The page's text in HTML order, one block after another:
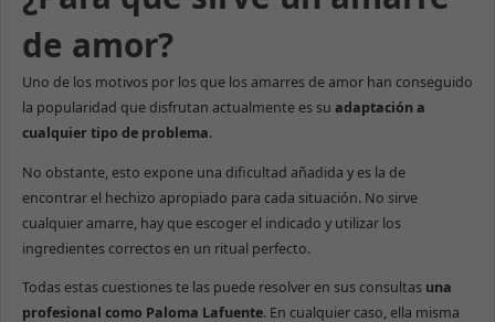
de amor?
Uno de los motivos por los que los amarres de amor han conseguido
la popularidad que disfrutan actualmente es su adaptación a
cualquier tipo de problema.
No obstante, esto expone una dificultad añadida y es la de
encontrar el hechizo apropiado para cada situación. No sirve
cualquier amarre, hay que escoger el indicado y utilizar los
ingredientes correctos en un ritual perfecto.
Todas estas cuestiones te las puede resolver en sus consultas una
profesional como Paloma Lafuente. En cualquier caso, ella misma